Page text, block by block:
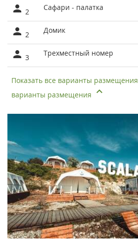
2 Сафари - палатка
2 Домик
3 Трехместный номер
Показать все варианты размещения
варианты размещения